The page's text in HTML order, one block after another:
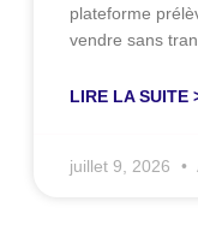
plateforme
vendre sans
LIRE LA SUITE
juillet 9, 2026